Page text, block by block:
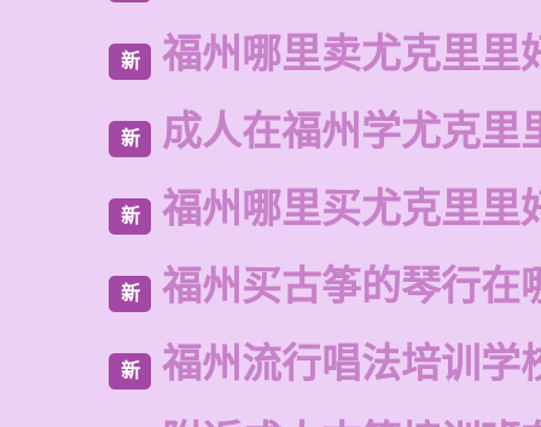
新 福州哪里卖尤克里里
新 成人在福州学尤克里
新 福州哪里买尤克里里
新 福州买古筝的琴行在
新 福州流行唱法培训学